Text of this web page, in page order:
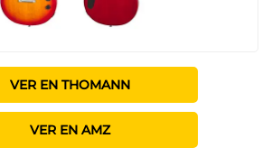
VER EN THOMANN
VER EN AMZ